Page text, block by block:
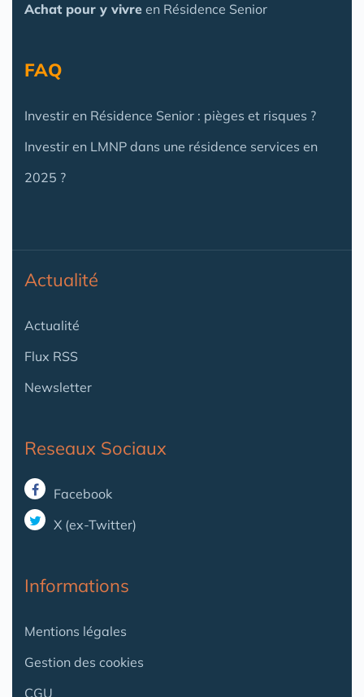
Achat pour y vivre en Résidence Senior
FAQ
Investir en Résidence Senior : pièges et risques ?
Investir en LMNP dans une résidence services en
2025 ?
Actualité
Actualité
Flux RSS
Newsletter
Reseaux Sociaux
Facebook
X (ex-Twitter)
Informations
Mentions légales
Gestion des cookies
CGU